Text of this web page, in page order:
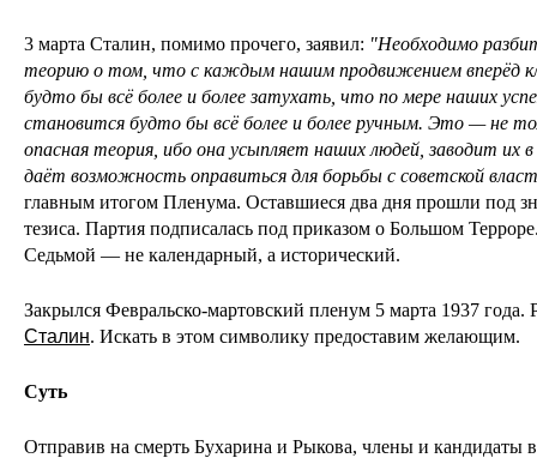
3 марта Сталин, помимо прочего, заявил: "Необходимо
теорию о том, что с каждым нашим продвижением вперёд
будто бы всё более и более затухать, что по мере наших
становится будто бы всё более и более ручным. Это — не
опасная теория, ибо она усыпляет наших людей, заводит их в
даёт возможность оправиться для борьбы с советской
главным итогом Пленума. Оставшиеся два дня прошли под
тезиса. Партия подписалась под приказом о Большом
Седьмой — не календарный, а исторический.
Закрылся Февральско-мартовский пленум 5 марта 1937 года.
Сталин. Искать в этом символику предоставим желающим.
Суть
Отправив на смерть Бухарина и Рыкова, члены и кандидаты